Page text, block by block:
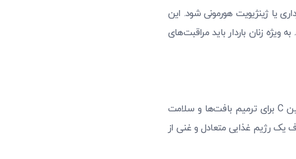
یا ژینژیویت هورمونی شود. این
زنان باردار باید مراقبت‌های
کمبود ویتامین‌های ضروری، به ویژه ویتامین C، می‌تواند بر سلامت لثه‌ها تأثیر بگذارد. ویتامین C برای ترمیم بافت‌ها و سلامت
یک رژیم غذایی متعادل و غنی از